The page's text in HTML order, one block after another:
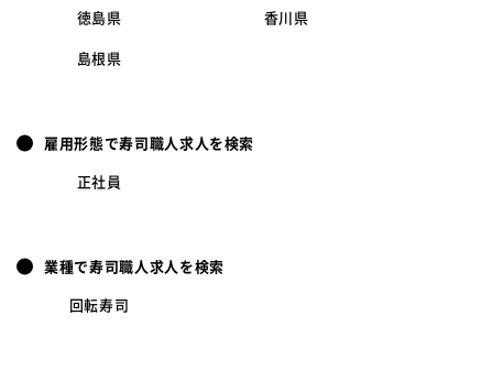
徳島県 香川県
島根県
雇用形態で寿司職人求人を検索
正社員
業種で寿司職人求人を検索
回転寿司